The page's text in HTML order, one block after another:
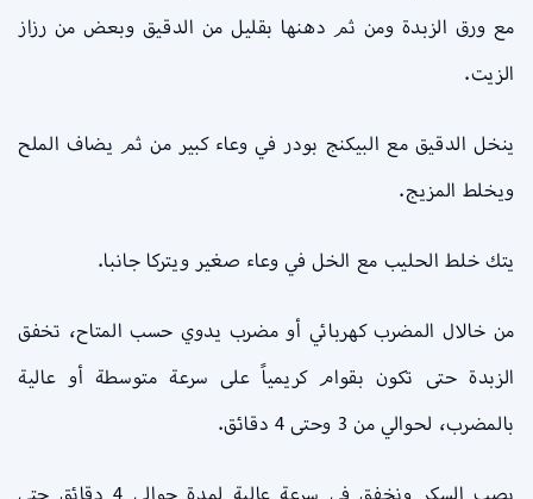
مع ورق الزبدة ومن ثم دهنها بقليل من الدقيق وبعض من رزاز
الزيت.
ينخل الدقيق مع البيكنج بودر في وعاء كبير من ثم يضاف الملح
ويخلط المزيج.
يتك خلط الحليب مع الخل في وعاء صغير ويتركا جانبا.
من خالال المضرب كهربائي أو مضرب يدوي حسب المتاح، تخفق
الزبدة حتى تكون بقوام كريمياً على سرعة متوسطة أو عالية
بالمضرب، لحوالي من 3 وحتى 4 دقائق.
يصب السكر ونخفق في سرعة عالية لمدة حوالي 4 دقائق حتى